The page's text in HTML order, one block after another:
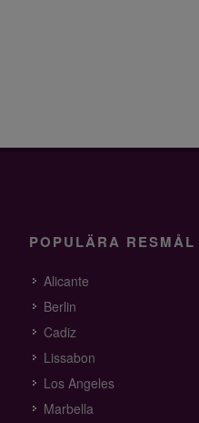
POPULÄRA RESMÅL
Alicante
Berlin
Cadiz
Lissabon
Los Angeles
Marbella